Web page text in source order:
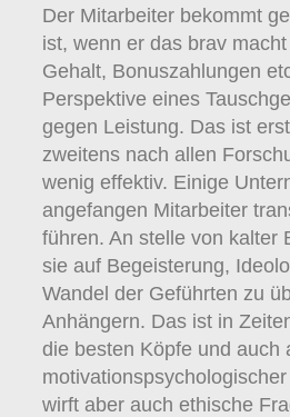
Der Mitarbeiter bekommt
ist, wenn er das brav
Gehalt, Bonuszahlungen
Perspektive eines
gegen Leistung. Das ist
zweitens nach allen
wenig effektiv. Einige
angefangen Mitarbeiter
führen. An stelle von kalter
sie auf Begeisterung,
Wandel der Geführten zu
Anhängern. Das ist in
die besten Köpfe und auch
wirft aber auch ethische